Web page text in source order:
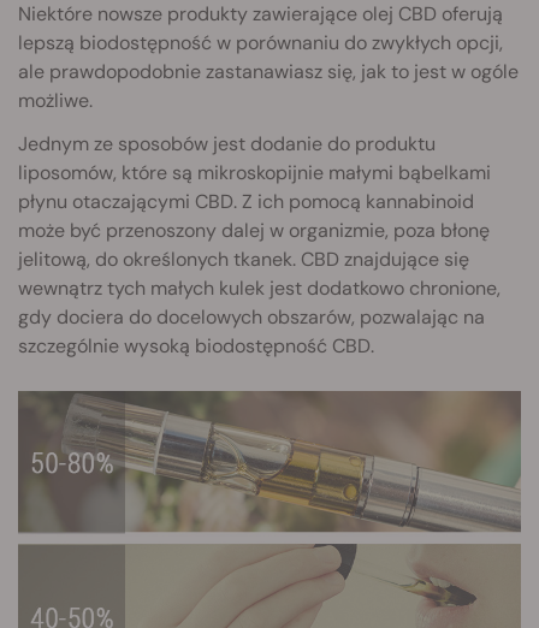
Niektóre nowsze produkty zawierające olej CBD oferują
lepszą biodostępność w porównaniu do zwykłych opcji,
ale prawdopodobnie zastanawiasz się, jak to jest w ogóle
możliwe.
Jednym ze sposobów jest dodanie do produktu
liposomów, które są mikroskopijnie małymi bąbelkami
płynu otaczającymi CBD. Z ich pomocą kannabinoid
może być przenoszony dalej w organizmie, poza błonę
jelitową, do określonych tkanek. CBD znajdujące się
wewnątrz tych małych kulek jest dodatkowo chronione,
gdy dociera do docelowych obszarów, pozwalając na
szczególnie wysoką biodostępność CBD.